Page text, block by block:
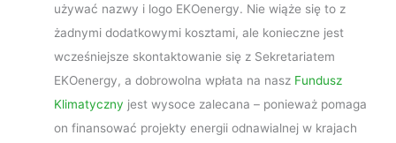
używać nazwy i logo EKOenergy. Nie wiąże się to z
żadnymi dodatkowymi kosztami, ale konieczne jest
wcześniejsze skontaktowanie się z Sekretariatem
EKOenergy, a dobrowolna wpłata na nasz Fundusz
Klimatyczny jest wysoce zalecana – ponieważ pomaga
on finansować projekty energii odnawialnej w krajach